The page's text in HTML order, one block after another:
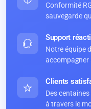
Conformité
sauvegarde
Support
Notre équipe
accompagner
Clients
Des
à travers le